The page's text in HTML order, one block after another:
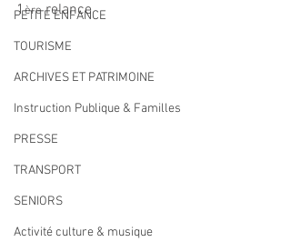
PETITE ENFANCE
TOURISME
ARCHIVES ET PATRIMOINE
Instruction Publique & Familles
PRESSE
TRANSPORT
SENIORS
Activité culture & musique
1ère relance